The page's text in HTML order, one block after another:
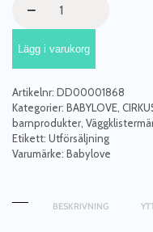
väggklistermärke
Cirkus
mängd
−
Lägg i varukorg
Artikelnr: DD00001868
Kategorier: BABYLOVE
barnprodukter
Etikett: Utförsäljning
Varumärke: Babylove
BESKRIVNING